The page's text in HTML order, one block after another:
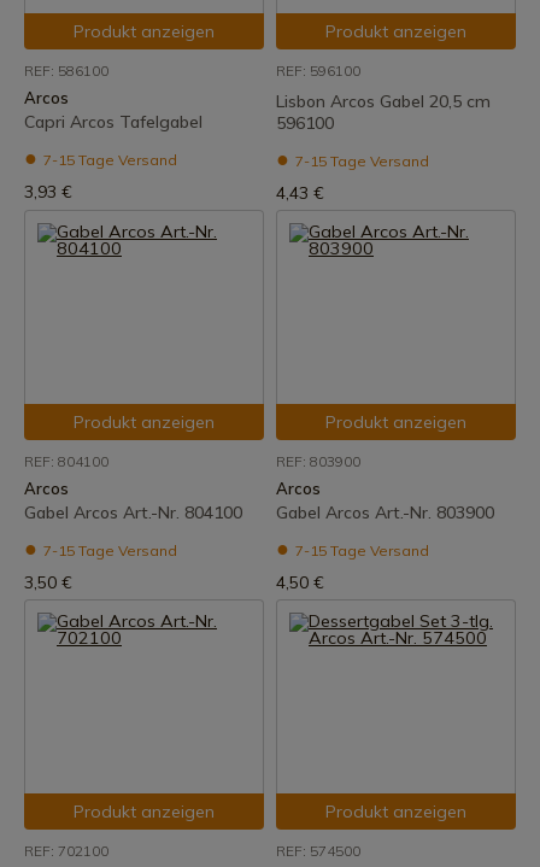
Produkt anzeigen
REF: 586100
Arcos
Capri Arcos Tafelgabel
7-15 Tage Versand
3,93 €
Produkt anzeigen
REF: 596100
Lisbon Arcos Gabel 20,5 cm
596100
7-15 Tage Versand
4,43 €
Produkt anzeigen
REF: 804100
Arcos
Gabel Arcos Art.-Nr. 804100
7-15 Tage Versand
3,50 €
Produkt anzeigen
REF: 803900
Arcos
Gabel Arcos Art.-Nr. 803900
7-15 Tage Versand
4,50 €
Produkt anzeigen
REF: 702100
Produkt anzeigen
REF: 574500